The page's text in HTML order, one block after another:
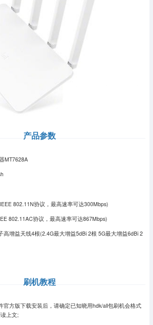
产品参数
MT7628A
802.11N协议，最高速率可达300Mbps)
802.11AC协议，最高速率可达867Mbps)
增益天线4根(2.4G最大增益5dBi 2根 5G最大增益6dBi 2
刷机教程
方版下载安装后，请确定已知晓用hdk/all包刷机会格式
上文;